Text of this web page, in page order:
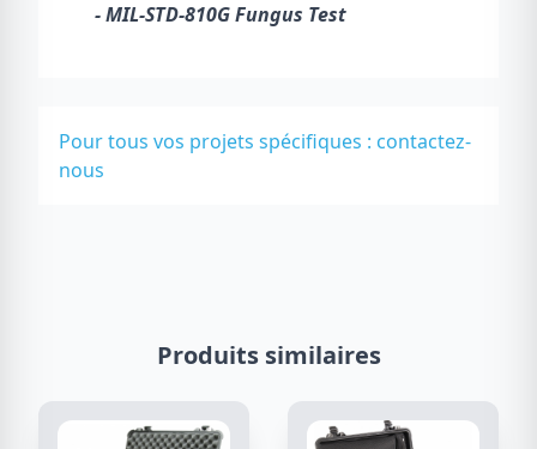
- MIL-STD-810G Fungus Test
Pour tous vos projets spécifiques : contactez-
nous
Produits similaires